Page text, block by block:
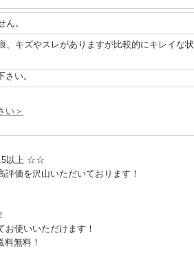
ん。
、キズやスレがありますが比較的にキレイな状
い。
い＞
以上 ☆☆
価を沢山いただいております！
使いいただけます！
無料！